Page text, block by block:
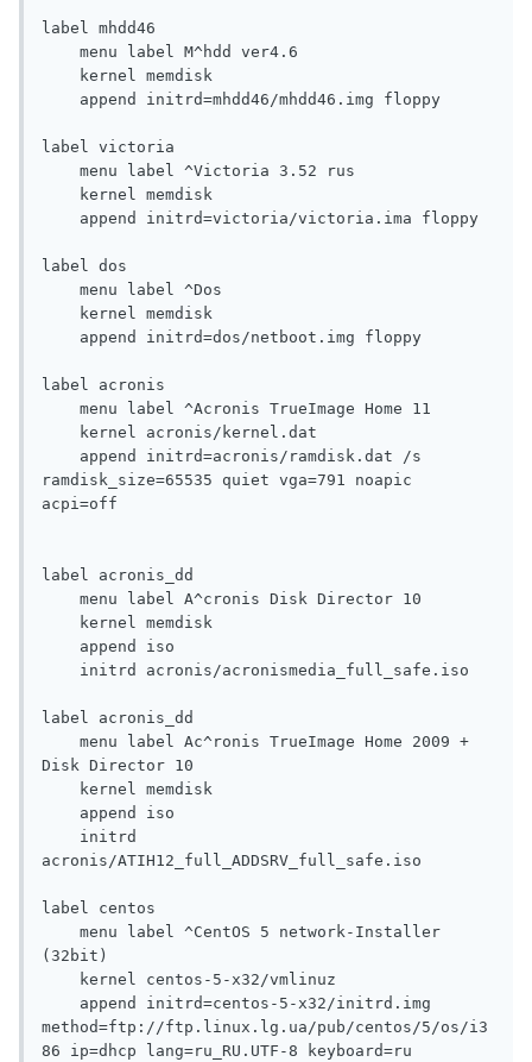
label mhdd46
menu label M^hdd ver4.6
kernel memdisk
append initrd=mhdd46/mhdd46.img floppy
label victoria
menu label ^Victoria 3.52 rus
kernel memdisk
append initrd=viсtoria/victoria.ima floppy
label dos
menu label ^Dos
kernel memdisk
append initrd=dos/netboot.img floppy
label acronis
menu label ^Acronis TrueImage Home 11
kernel acronis/kernel.dat
append initrd=acronis/ramdisk.dat /s
ramdisk_size=65535 quiet vga=791 noapic
acpi=off
label acronis_dd
menu label A^cronis Disk Director 10
kernel memdisk
append iso
initrd acronis/acronismedia_full_safe.iso
label acronis_dd
menu label Ac^ronis TrueImage Home 2009 +
Disk Director 10
kernel memdisk
append iso
initrd
acronis/ATIH12_full_ADDSRV_full_safe.iso
label centos
menu label ^CentOS 5 network-Installer
(32bit)
kernel centos-5-x32/vmlinuz
append initrd=centos-5-x32/initrd.img
method=ftp://ftp.linux.lg.ua/pub/centos/5/os/i3
86 ip=dhcp lang=ru_RU.UTF-8 keyboard=ru